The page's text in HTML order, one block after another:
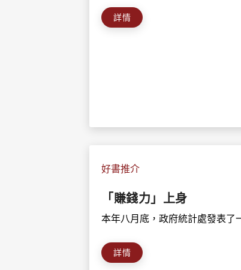
詳情
好書推介
「賺錢力」上身
本年八月底，政府統計處發表了
詳情